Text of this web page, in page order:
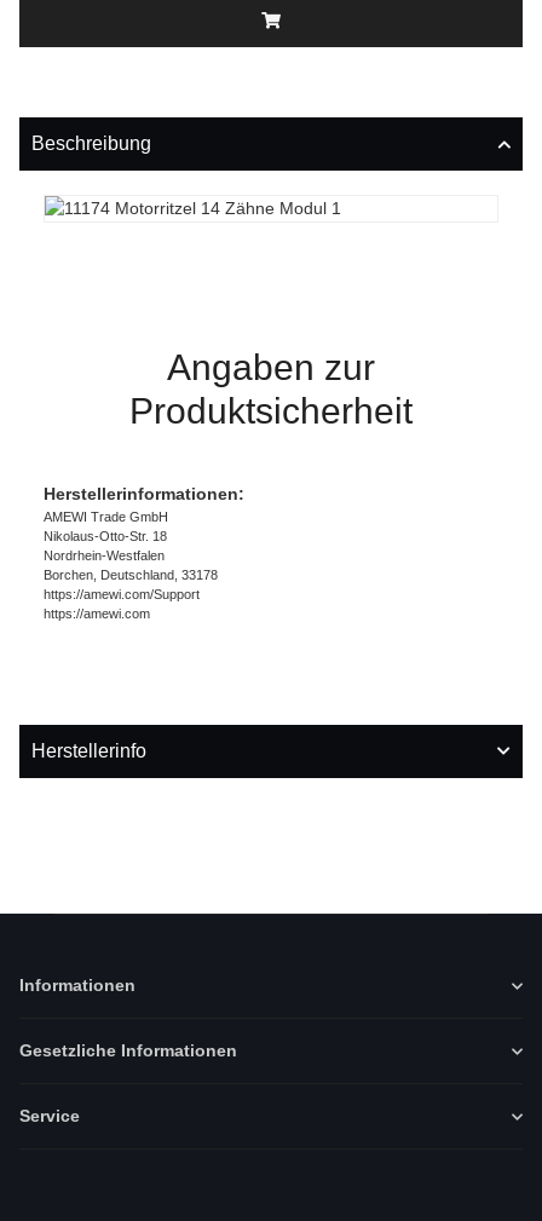
Beschreibung
Angaben zur
Produktsicherheit
Herstellerinformationen:
AMEWI Trade GmbH
Nikolaus-Otto-Str. 18
Nordrhein-Westfalen
Borchen, Deutschland, 33178
https://amewi.com/Support
https://amewi.com
Herstellerinfo
Informationen
Gesetzliche Informationen
Service